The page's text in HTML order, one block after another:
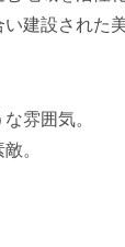
建設された
雰囲気。
。